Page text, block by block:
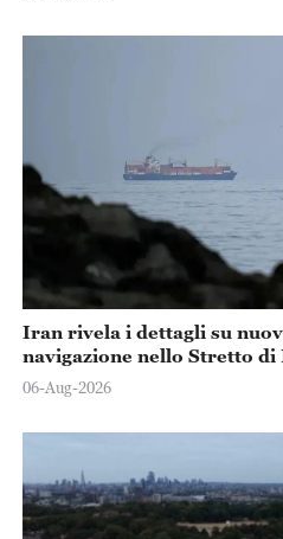
Iran rivela i dettagli su
navigazione nello Stretto di
06-Aug-2026